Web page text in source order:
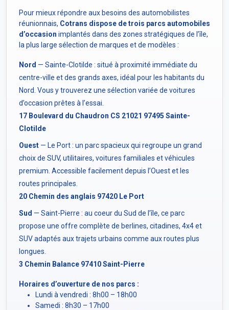
Pour mieux répondre aux besoins des automobilistes
réunionnais, Cotrans dispose de trois parcs automobiles
d’occasion implantés dans des zones stratégiques de l’île,
la plus large sélection de marques et de modèles :
Nord — Sainte-Clotilde : situé à proximité immédiate du
centre-ville et des grands axes, idéal pour les habitants du
Nord. Vous y trouverez une sélection variée de voitures
d’occasion prêtes à l’essai.
17 Boulevard du Chaudron CS 21021 97495 Sainte-
Clotilde
Ouest — Le Port : un parc spacieux qui regroupe un grand
choix de SUV, utilitaires, voitures familiales et véhicules
premium. Accessible facilement depuis l’Ouest et les
routes principales.
20 Chemin des anglais 97420 Le Port
Sud — Saint-Pierre : au coeur du Sud de l’île, ce parc
propose une offre complète de berlines, citadines, 4x4 et
SUV adaptés aux trajets urbains comme aux routes plus
longues.
3 Chemin Balance 97410 Saint-Pierre
Horaires d’ouverture de nos parcs :
Lundi à vendredi : 8h00 – 18h00
Samedi : 8h30 – 17h00